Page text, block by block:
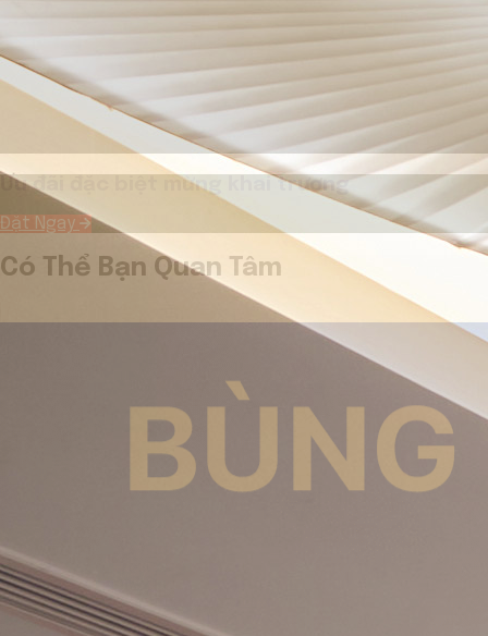
Ưu đãi đặc biệt mừng khai trương
Đặt Ngay
Có Thể Bạn Quan Tâm